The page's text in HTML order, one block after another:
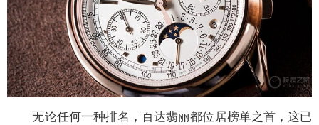
无论任何一种排名，百达翡丽都位居榜单之首，这已